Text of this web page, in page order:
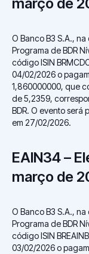
março de
O Banco B3 S.A.,
Programa de BDR
código ISIN
04/02/2026 o
1,860000000, que
de 5,2359,
BDR. O evento será
em 27/02/2026.
EAIN34 –
março de
O Banco B3 S.A.,
Programa de BDR
código ISIN
03/02/2026 o